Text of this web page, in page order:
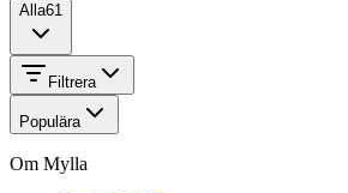
Alla61
Filtrera
Populära
Om Mylla